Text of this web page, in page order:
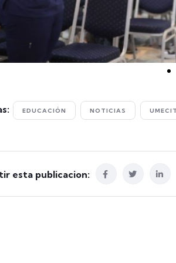
EDUCACIÓN NOTICIAS
esta publicacion: